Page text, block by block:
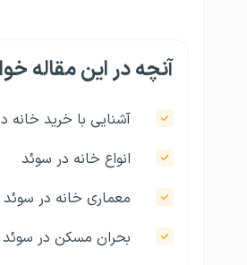
آنچه در این مقاله
آشنایی با خرید خانه
انواع خانه در سوئد
معماری خانه در سوئد
بحران مسکن در سوئد